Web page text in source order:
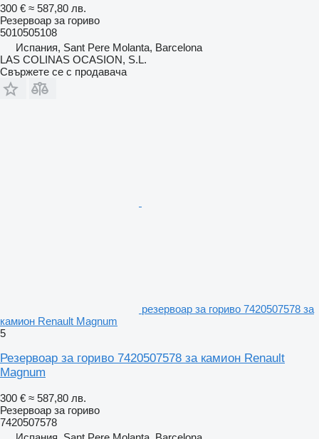
300 € ≈ 587,80 лв.
Резервоар за гориво
5010505108
Испания, Sant Pere Molanta, Barcelona
LAS COLINAS OCASION, S.L.
Свържете се с продавача
резервоар за гориво 7420507578 за
камион Renault Magnum
5
Резервоар за гориво 7420507578 за камион Renault
Magnum
300 € ≈ 587,80 лв.
Резервоар за гориво
7420507578